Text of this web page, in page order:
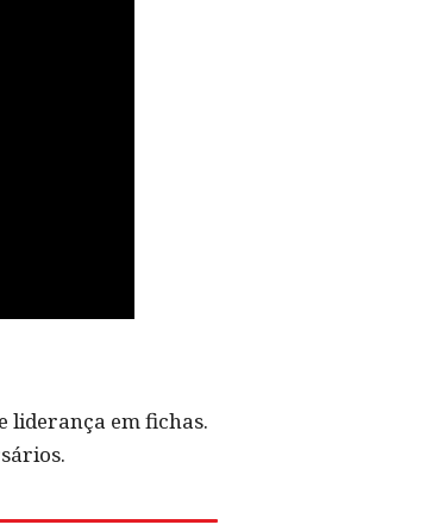
liderança em fichas.